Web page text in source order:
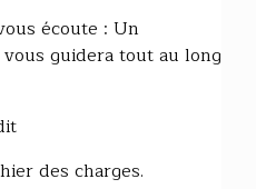
écoute : Un
guidera tout au long
des charges.